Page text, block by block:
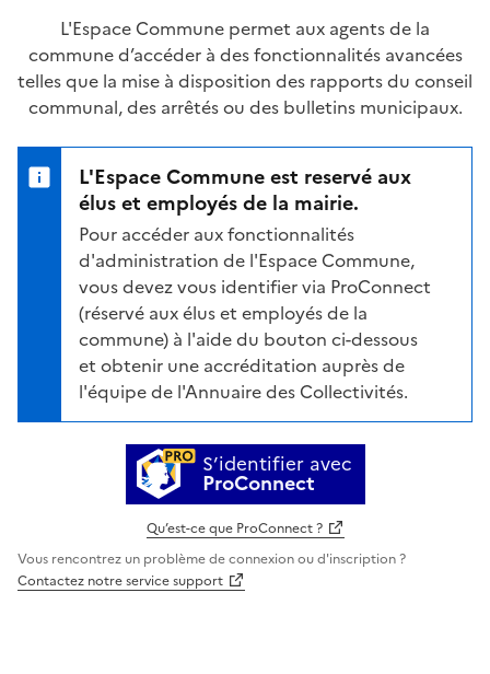
L'Espace Commune permet aux agents de la
commune d’accéder à des fonctionnalités avancées
telles que la mise à disposition des rapports du conseil
communal, des arrêtés ou des bulletins municipaux.
L'Espace Commune est reservé aux
élus et employés de la mairie.
Pour accéder aux fonctionnalités
d'administration de l'Espace Commune,
vous devez vous identifier via ProConnect
(réservé aux élus et employés de la
commune) à l'aide du bouton ci-dessous
et obtenir une accréditation auprès de
l'équipe de l'Annuaire des Collectivités.
S’identifier avec
ProConnect
Qu’est-ce que ProConnect ?
Vous rencontrez un problème de connexion ou d'inscription ?
Contactez notre service support